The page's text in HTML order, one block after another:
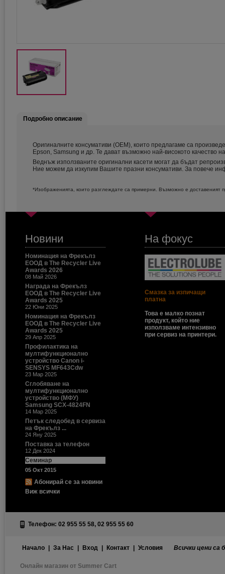
Подробно описание
Оригиналните консумативи (ОЕМ), които предлагаме са
Epson, Samsung и др. Те дават възможно най-високото качество
Веднъж използваните оригинални касети могат да бъдат
Ние можем да изкупим Вашите празни консумативи. За повече
*Изображенията, които разглеждате са примерни. Възможно е доставеният
Новини
Номинация на Фрекълз
ЕООД в The Recycler Live
Awards 2026
08 Май 2026
Награда на Фрекълз
ЕООД в The Recycler Live
Awards 2025
22 Юни 2025
Номинация на Фрекълз
ЕООД в The Recycler Live
Awards 2025
29 Апр 2025
Профилактика на
мултифункционално
устройство Canon i-
SENSYS MF643Cdw
23 Мар 2025
Сглобяване на
мултифункционално
устройство (МФУ)
Samsung SCX-4824FN
14 Мар 2025
Петък следобед в сервиза
на Фрекълз ...
24 Яну 2025
Поставка за телефон
12 Дек 2024
Семинар
05 Окт 2015
Абонирай се за новини
Виж всички
На фокус
Смазка за изпичащи
платна
Това е малко познат
продукт, който ние
използваме интензивно
при сервиз на принтери.
Телефон: 02 955 55 58, 02 955 55 60
Начало За Нас Вход Контакт Условия Всички цени са
Онлайн магазин от Summer Cart